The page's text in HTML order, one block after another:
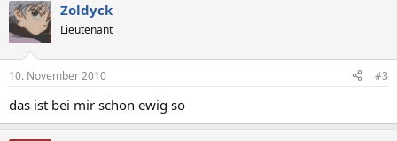
Zoldyck
Lieutenant
10. November 2010 #3
das ist bei mir schon ewig so